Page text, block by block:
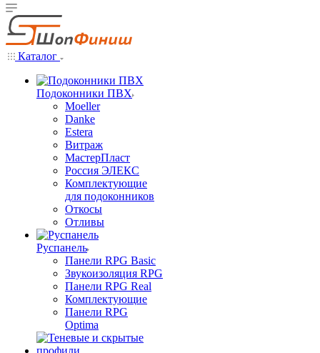
Каталог
Подоконники ПВХ
Moeller
Danke
Estera
Витраж
МастерПласт
Россия ЭЛЕКС
Комплектующие
для подоконников
Откосы
Отливы
Руспанель
Панели RPG Basic
Звукоизоляция RPG
Панели RPG Real
Комплектующие
Панели RPG
Optima